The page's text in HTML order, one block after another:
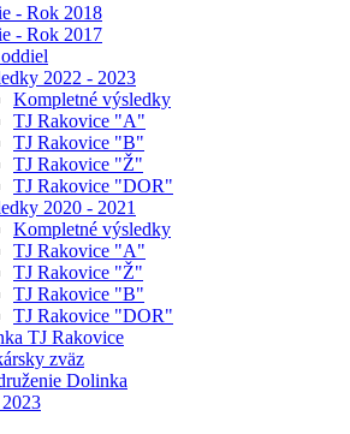
- Rok 2018
- Rok 2017
2022 - 2023
Kompletné výsledky
TJ Rakovice "A"
TJ Rakovice "B"
TJ Rakovice "Ž"
TJ Rakovice "DOR"
2020 - 2021
Kompletné výsledky
TJ Rakovice "A"
TJ Rakovice "Ž"
TJ Rakovice "B"
TJ Rakovice "DOR"
TJ Rakovice
zväz
Dolinka